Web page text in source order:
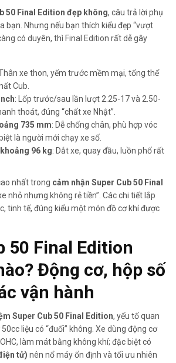
50 Final Edition đẹp không, câu trả lời phụ
bạn. Nhưng nếu bạn thích kiểu đẹp “vượt
có duyên, thì Final Edition rất dễ gây
xe thon, yếm trước mềm mại, tổng thể
Cub.
: Lốp trước/sau lần lượt 2.25-17 và 2.50-
thoát, đúng “chất xe Nhật”.
735 mm: Dễ chống chân, phù hợp vóc
là người mới chạy xe số.
96 kg: Dắt xe, quay đầu, luồn phố rất
nhất trong cảm nhận Super Cub 50 Final
nhỏ nhưng không rẻ tiền”. Các chi tiết lắp
tinh tế, đúng kiểu một món đồ cơ khí được
50 Final Edition
Động cơ, hộp số
vận hành
Super Cub 50 Final Edition, yếu tố quan
liệu có “đuối” không. Xe dùng động cơ
làm mát bằng không khí; đặc biệt có
tử) nên nổ máy ổn định và tối ưu nhiên